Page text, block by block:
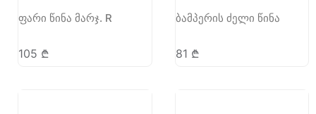
ფარი წინა მარჯ. R
105 ₾
ბამპერის ძელი წინა
81 ₾